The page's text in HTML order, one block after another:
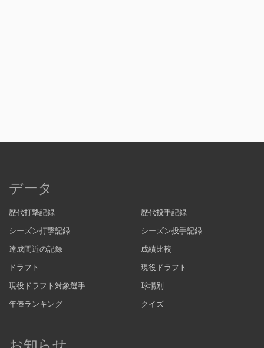
データ
歴代打撃記録
歴代投手記録
シーズン打撃記録
シーズン投手記録
達成間近の記録
成績比較
ドラフト
現役ドラフト
現役ドラフト対象選手
球場別
年俸ランキング
クイズ
お知らせ